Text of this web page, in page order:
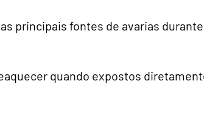
principais fontes de avarias durante
quando expostos